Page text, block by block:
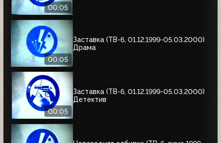
00:05
00:05
Заставка (ТВ-6, 01.12.1999-05.03.2000)
Драма
00:05
Заставка (ТВ-6, 01.12.1999-05.03.2000)
Детектив